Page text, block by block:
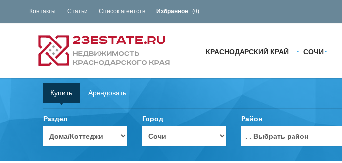
Контакты Статьи Список агентств Избранное (0)
КРАСНОДАРСКИЙ КРАЙ СОЧИ
Купить Арендовать
Раздел Город Район
. . Выбрать район